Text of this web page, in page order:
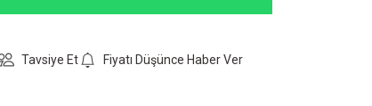
Tavsiye Et
Fiyatı Düşünce Haber Ver